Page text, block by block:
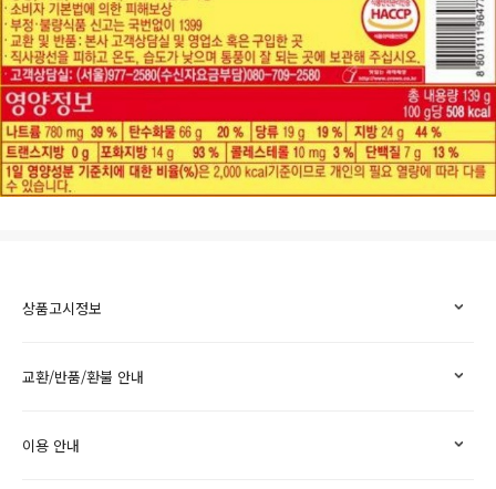
상품고시정보
교환/반품/환불 안내
이용 안내